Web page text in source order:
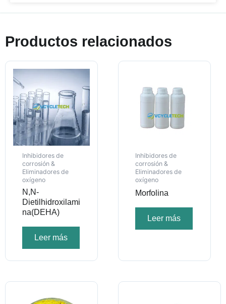
Productos relacionados
Inhibidores de
corrosión &
Eliminadores de
oxígeno
N,N-
Dietilhidroxilami
na(DEHA)
Leer más
Inhibidores de
corrosión &
Eliminadores de
oxígeno
Morfolina
Leer más